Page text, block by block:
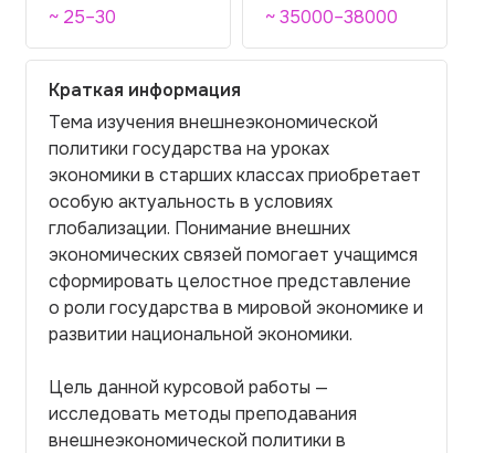
~ 25–30
~ 35000–38000
Краткая информация
Тема изучения внешнеэкономической
политики государства на уроках
экономики в старших классах приобретает
особую актуальность в условиях
глобализации. Понимание внешних
экономических связей помогает учащимся
сформировать целостное представление
о роли государства в мировой экономике и
развитии национальной экономики.
Цель данной курсовой работы —
исследовать методы преподавания
внешнеэкономической политики в